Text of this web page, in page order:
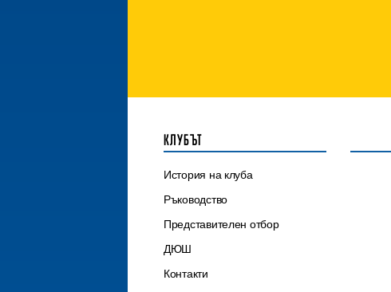
КЛУБЪТ
История на клуба
Ръководство
Представителен отбор
ДЮШ
Контакти